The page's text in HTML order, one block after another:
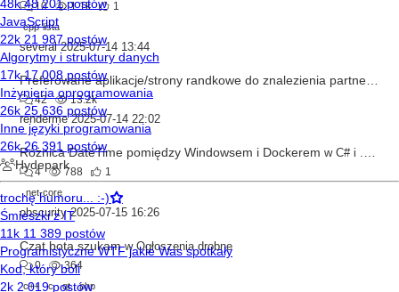
10 1.1k
1
cpp-lista
several 2025-07-14 13:44
42 13.2k
renderme 2025-07-14 22:02
Różnica DateTime pomiędzy Windowsem i Dockerem w C# i .NET
4 788
1
.net-core
obscurity 2025-07-15 16:26
Czat bota szukamwOgłoszenia drobne
0
364
c++
c qt php